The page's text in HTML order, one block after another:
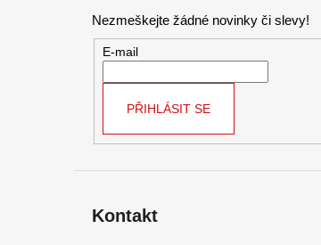
Nezmeškejte žádné novinky či slevy!
E-mail
PŘIHLÁSIT SE
Kontakt